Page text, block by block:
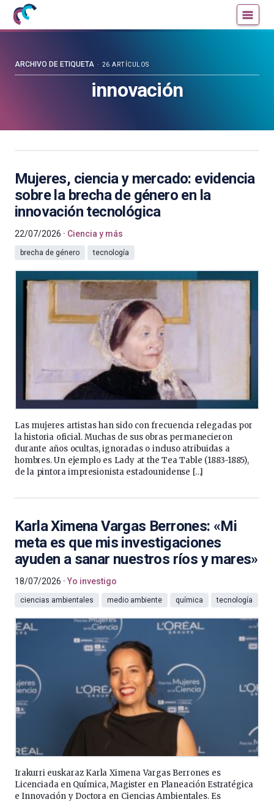
Mujeres
con
blog
innovación
ARCHIVO DE ETIQUETA 26 ARTÍCULOS
Mujeres, ciencia y mercado: evidencia
sobre la brecha de género en la
innovación tecnológica
22/07/2026 Ciencia y más
brecha de género tecnología
Las mujeres artistas han sido con frecuencia relegadas por
la historia oficial. Muchas de sus obras permanecieron
durante años ocultas, ignoradas o incluso atribuidas a
hombres. Un ejemplo es Lady at the Tea Table (1883-1885),
de la pintora impresionista estadounidense […]
Karla Ximena Vargas Berrones: «Mi
meta es que mis investigaciones
ayuden a sanar nuestros ríos y mares»
18/07/2026 Yo investigo
ciencias ambientales medio ambiente química tecnología
Irakurri euskaraz Karla Ximena Vargas Berrones es
Licenciada en Química, Magister en Planeación Estratégica
e Innovación y Doctora en Ciencias Ambientales. Es